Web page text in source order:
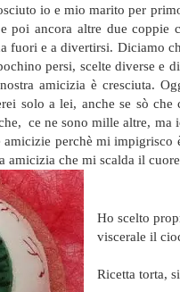
io e mio marito per
poi ancora altre due
fuori e a divertirsi. Diciamo
persi, scelte diverse e
amicizia è cresciuta.
solo a lei, anche se sò
ce ne sono mille altre,
amicizie perchè mi
amicizia che mi scalda il
Ho scelto
viscerale il
Ricetta torta,